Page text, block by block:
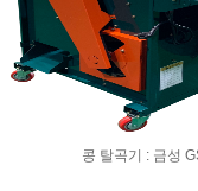
콩 탈곡기 : 금성